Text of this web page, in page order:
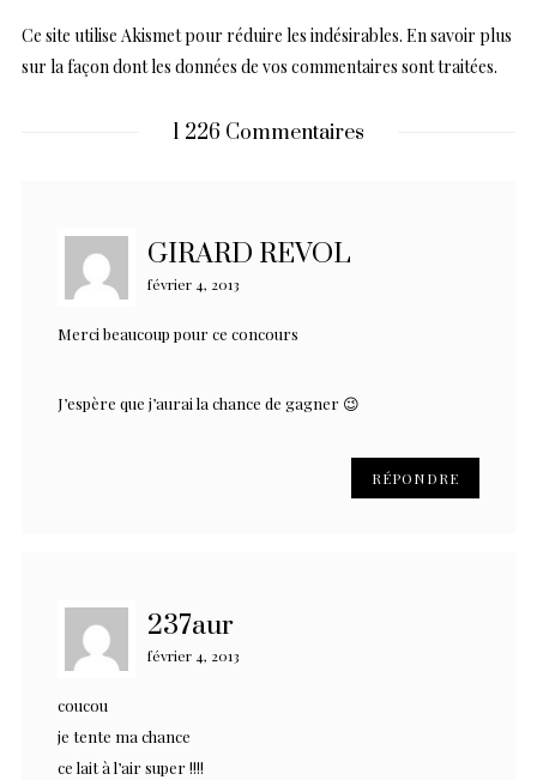
Ce site utilise Akismet pour réduire les indésirables. En savoir plus
sur la façon dont les données de vos commentaires sont traitées.
1 226 Commentaires
GIRARD REVOL
février 4, 2013
Merci beaucoup pour ce concours
J’espère que j’aurai la chance de gagner 😉
RÉPONDRE
237aur
février 4, 2013
coucou
je tente ma chance
ce lait à l’air super !!!!